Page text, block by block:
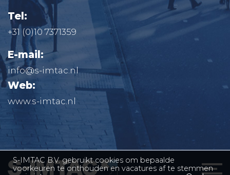
Tel:
+31 (0)10 7371359
E-mail:
info@s-imtac.nl
Web:
www.s-imtac.nl
S-IMTAC B.V. gebruikt cookies om bepaalde
voorkeuren te onthouden en vacatures af te stemmen